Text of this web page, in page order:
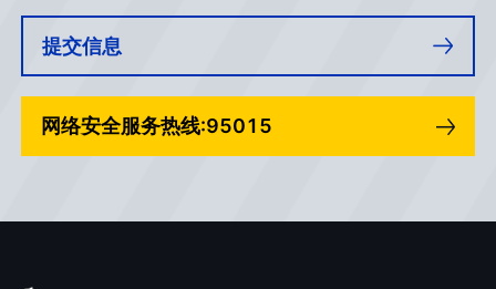
第21章 让一切都真的发挥作用 144
第22章 实战故事 155
提交信息
网络安全服务热线:95015